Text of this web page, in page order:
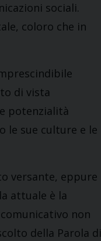
sociali.
coloro che in
di vista
potenzialità
le sue culture e le
versante, eppure
attuale è la
non
della Parola di